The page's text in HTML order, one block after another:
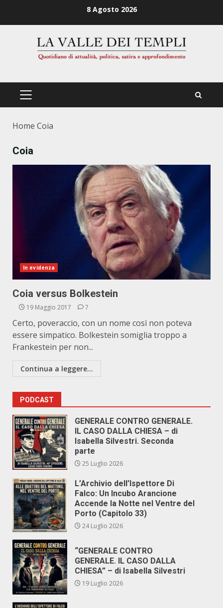
8 Agosto 2026
PRIMÄRES
Home Coia
Coia
In evidenza
Coia versus Bolkestein
19 Maggio 2017 7
Certo, poveraccio, con un nome così non poteva
essere simpatico. Bolkestein somiglia troppo a
Frankestein per non...
Continua a leggere...
PODCAST
GENERALE CONTRO GENERALE.
IL CASO DALLA CHIESA – di
Isabella Silvestri. Seconda
parte
25 Luglio 2026
L’Archivio dell’Ispettore Di
Falco: Un Incubo Arancione
Accende la Notte nel Ventre del
Porto (Capitolo 33)
24 Luglio 2026
“GENERALE CONTRO
GENERALE. IL CASO DALLA
CHIESA” – di Isabella Silvestri
19 Luglio 2026